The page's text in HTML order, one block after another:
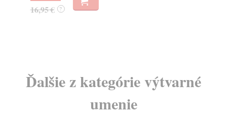
16,95 € ?
Ďalšie z kategórie výtvarné
umenie